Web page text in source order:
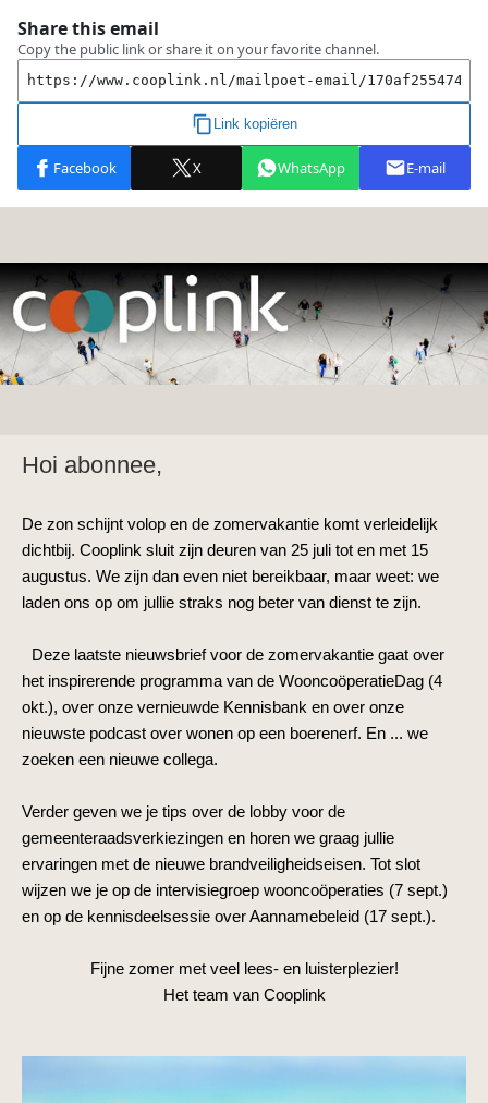
Hoi abonnee,
De zon schijnt volop en de zomervakantie komt verleidelijk
dichtbij. Cooplink sluit zijn deuren van 25 juli tot en met 15
augustus. We zijn dan even niet bereikbaar, maar weet: we
laden ons op om jullie straks nog beter van dienst te zijn.
Deze laatste nieuwsbrief voor de zomervakantie gaat over
het inspirerende programma van de WooncoöperatieDag (4
okt.), over onze vernieuwde Kennisbank en over onze
nieuwste podcast over wonen op een boerenerf. En ... we
zoeken een nieuwe collega.
Verder geven we je tips over de lobby voor de
gemeenteraadsverkiezingen en horen we graag jullie
ervaringen met de nieuwe brandveiligheidseisen. Tot slot
wijzen we je op de intervisiegroep wooncoöperaties (7 sept.)
en op de kennisdeelsessie over Aannamebeleid (17 sept.).
Fijne zomer met veel lees- en luisterplezier!
Het team van Cooplink